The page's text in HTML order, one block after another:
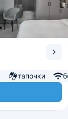
тапочки